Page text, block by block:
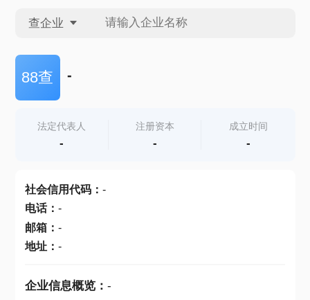
查企业
查企业
查产地
88查 -
法定代表人
-
注册资本
-
成立时间
-
社会信用代码： -
电话： -
邮箱： -
地址： -
企业信息概览： -